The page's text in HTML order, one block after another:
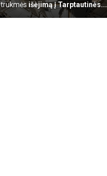
trukmėsišėjimą į Tarptautinės...